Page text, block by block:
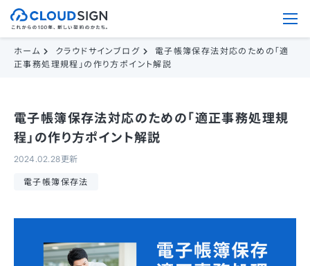
ホーム クラウドサインブログ
電子帳簿保存法対応のための「適
正事務処理規程」の作り方ポイント解説
電子帳簿保存法対応のための「適正事務処理規
程」の作り方ポイント解説
2024.02.28更新
電子帳簿保存法